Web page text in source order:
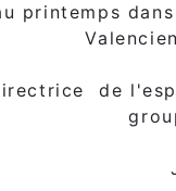
printemps
de